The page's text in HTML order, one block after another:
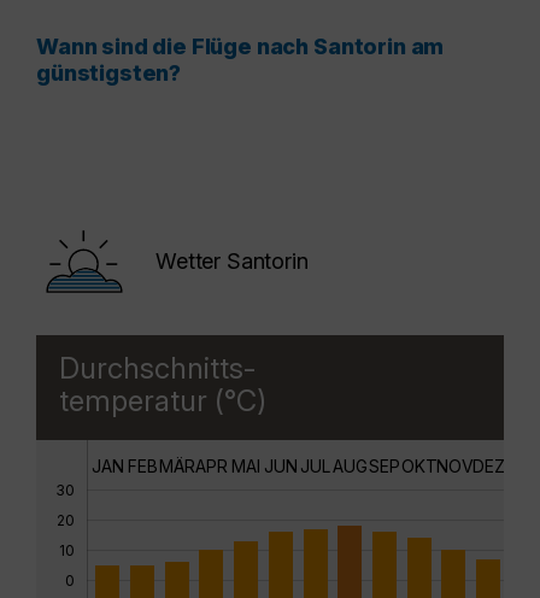
Wann sind die Flüge nach Santorin am
günstigsten?
Wetter Santorin
Durchschnitts-
temperatur (°C)
30
20
10
0
JAN FEBMÄRAPR MAI JUN JUL AUGSEPOKTNOVDEZ